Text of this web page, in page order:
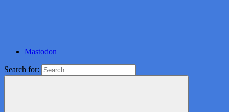
Mastodon
Search for: